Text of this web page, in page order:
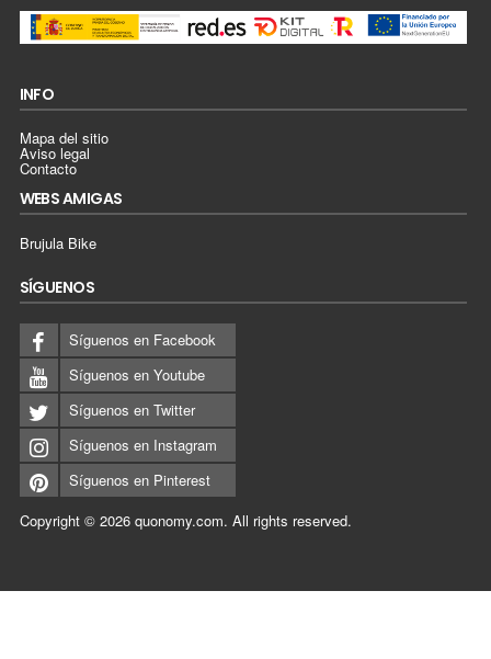
INFO
Mapa del sitio
Aviso legal
Contacto
WEBS AMIGAS
Brujula Bike
SÍGUENOS
Síguenos en Facebook
Síguenos en Youtube
Síguenos en Twitter
Síguenos en Instagram
Síguenos en Pinterest
Copyright © 2026 quonomy.com. All rights reserved.